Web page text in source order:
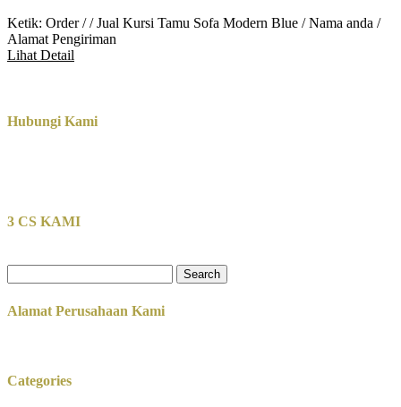
Ketik: Order / / Jual Kursi Tamu Sofa Modern Blue / Nama anda /
Alamat Pengiriman
Lihat Detail
Hubungi Kami
3 CS KAMI
for:
Alamat Perusahaan Kami
Categories